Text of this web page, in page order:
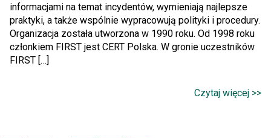
informacjami na temat incydentów, wymieniają najlepsze
praktyki, a także wspólnie wypracowują polityki i procedury.
Organizacja została utworzona w 1990 roku. Od 1998 roku
członkiem FIRST jest CERT Polska. W gronie uczestników
FIRST […]
Czytaj więcej >>